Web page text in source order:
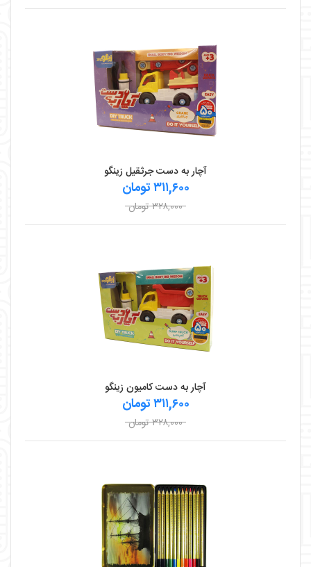
آچار به دست جرثقیل زینگو
۳۱۱,۶۰۰ تومان
۳۲۸,۰۰۰ تومان
آچار به دست کامیون زینگو
۳۱۱,۶۰۰ تومان
۳۲۸,۰۰۰ تومان